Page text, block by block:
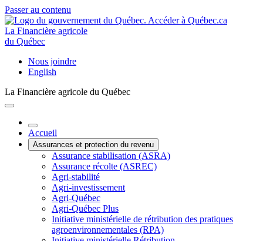
Passer au contenu
La Financière agricole
du Québec
Nous joindre
English
La Financière agricole du Québec
Accueil
Assurances et protection du revenu
Assurance stabilisation (ASRA)
Assurance récolte (ASREC)
Agri-stabilité
Agri-investissement
Agri-Québec
Agri-Québec Plus
Initiative ministérielle de rétribution des pratiques
agroenvironnementales (RPA)